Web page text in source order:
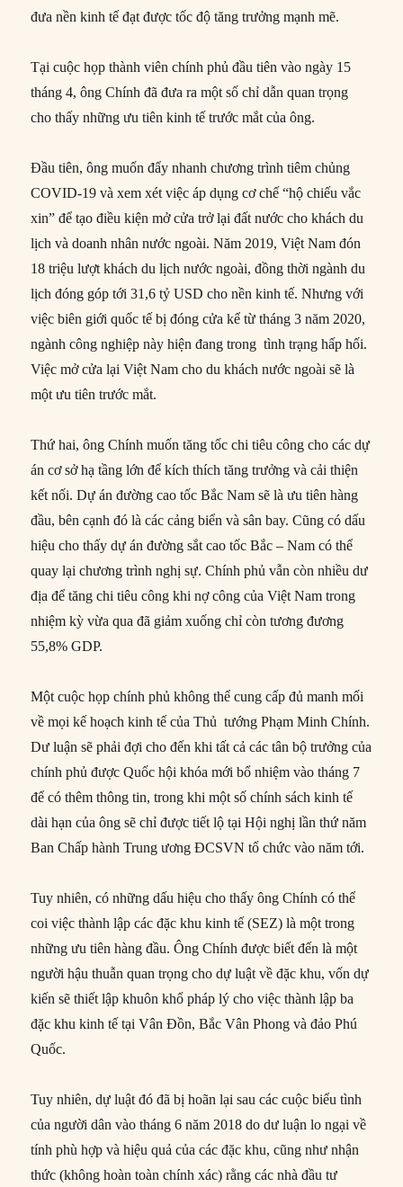
đưa nền kinh tế đạt được tốc độ tăng trưởng mạnh mẽ.
Tại cuộc họp thành viên chính phủ đầu tiên vào ngày 15
tháng 4, ông Chính đã đưa ra một số chỉ dẫn quan trọng
cho thấy những ưu tiên kinh tế trước mắt của ông.
Đầu tiên, ông muốn đẩy nhanh chương trình tiêm chủng
COVID-19 và xem xét việc áp dụng cơ chế “hộ chiếu vắc
xin” để tạo điều kiện mở cửa trở lại đất nước cho khách du
lịch và doanh nhân nước ngoài. Năm 2019, Việt Nam đón
18 triệu lượt khách du lịch nước ngoài, đồng thời ngành du
lịch đóng góp tới 31,6 tỷ USD cho nền kinh tế. Nhưng với
việc biên giới quốc tế bị đóng cửa kể từ tháng 3 năm 2020,
ngành công nghiệp này hiện đang trong tình trạng hấp hối.
Việc mở cửa lại Việt Nam cho du khách nước ngoài sẽ là
một ưu tiên trước mắt.
Thứ hai, ông Chính muốn tăng tốc chi tiêu công cho các dự
án cơ sở hạ tầng lớn để kích thích tăng trưởng và cải thiện
kết nối. Dự án đường cao tốc Bắc Nam sẽ là ưu tiên hàng
đầu, bên cạnh đó là các cảng biển và sân bay. Cũng có dấu
hiệu cho thấy dự án đường sắt cao tốc Bắc – Nam có thể
quay lại chương trình nghị sự. Chính phủ vẫn còn nhiều dư
địa để tăng chi tiêu công khi nợ công của Việt Nam trong
nhiệm kỳ vừa qua đã giảm xuống chỉ còn tương đương
55,8% GDP.
Một cuộc họp chính phủ không thể cung cấp đủ manh mối
về mọi kế hoạch kinh tế của Thủ tướng Phạm Minh Chính.
Dư luận sẽ phải đợi cho đến khi tất cả các tân bộ trưởng của
chính phủ được Quốc hội khóa mới bổ nhiệm vào tháng 7
để có thêm thông tin, trong khi một số chính sách kinh tế
dài hạn của ông sẽ chỉ được tiết lộ tại Hội nghị lần thứ năm
Ban Chấp hành Trung ương ĐCSVN tổ chức vào năm tới.
Tuy nhiên, có những dấu hiệu cho thấy ông Chính có thể
coi việc thành lập các đặc khu kinh tế (SEZ) là một trong
những ưu tiên hàng đầu. Ông Chính được biết đến là một
người hậu thuẫn quan trọng cho dự luật về đặc khu, vốn dự
kiến ​​sẽ thiết lập khuôn khổ pháp lý cho việc thành lập ba
đặc khu kinh tế tại Vân Đồn, Bắc Vân Phong và đảo Phú
Quốc.
Tuy nhiên, dự luật đó đã bị hoãn lại sau các cuộc biểu tình
của người dân vào tháng 6 năm 2018 do dư luận lo ngại về
tính phù hợp và hiệu quả của các đặc khu, cũng như nhận
thức (không hoàn toàn chính xác) rằng các nhà đầu tư